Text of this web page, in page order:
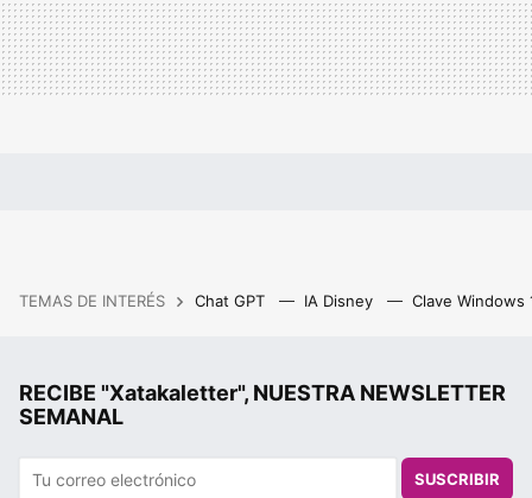
TEMAS DE INTERÉS Chat GPT IA Disney Clave Windows
RECIBE "Xatakaletter", NUESTRA NEWSLETTER
SEMANAL
SUSCRIBIR